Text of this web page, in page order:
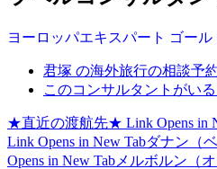
ヨーロッパエキスパート ゴール
君塚 の海外旅行の相談予
このコンサルタントがい
★直近の渡航先★ Link Opens in
Link Opens in New Tabダナン（
Opens in New Tab メルボルン（